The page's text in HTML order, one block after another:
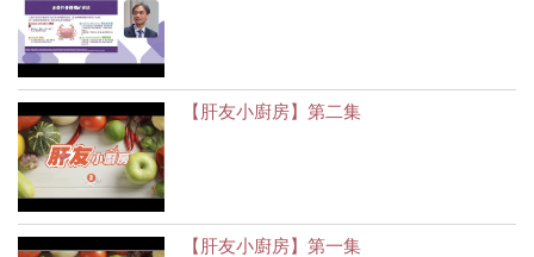
【肝友小廚房】第二集
【肝友小廚房】第一集